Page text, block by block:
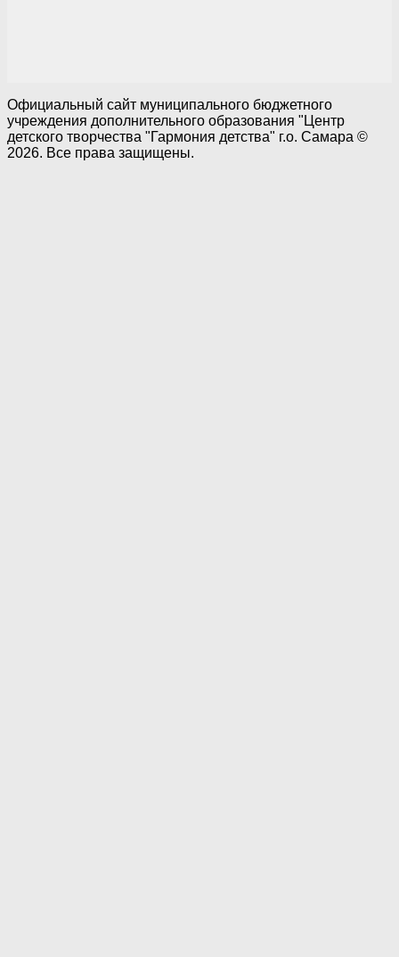
Официальный сайт муниципального бюджетного
учреждения дополнительного образования "Центр
детского творчества "Гармония детства" г.о. Самара ©
2026. Все права защищены.